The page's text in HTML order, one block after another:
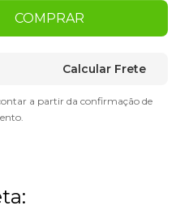
COMPRAR
Calcular Frete
a partir da confirmação de